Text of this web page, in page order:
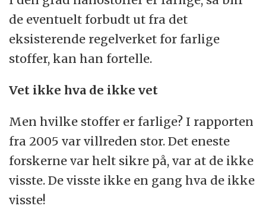
de eventuelt forbudt ut fra det
eksisterende regelverket for farlige
stoffer, kan han fortelle.
Vet ikke hva de ikke vet
Men hvilke stoffer er farlige? I rapporten
fra 2005 var villreden stor. Det eneste
forskerne var helt sikre på, var at de ikke
visste. De visste ikke en gang hva de ikke
visste!